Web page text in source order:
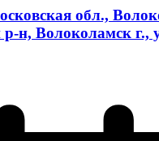
обл.,
н, Волоколамск г.,